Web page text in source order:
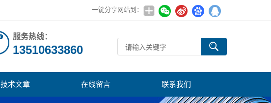
一键分享网站到：
服务热线：
13510633860
技术文章 在线留言 联系我们